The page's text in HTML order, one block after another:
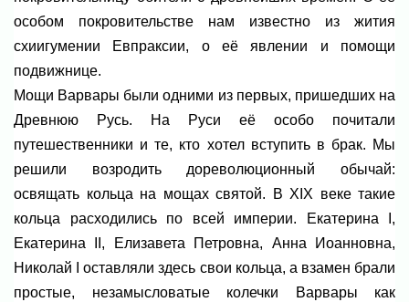
особом покровительстве нам известно из жития
схиигумении Евпраксии, о её явлении и помощи
подвижнице.
Мощи Варвары были одними из первых, пришедших на
Древнюю Русь. На Руси её особо почитали
путешественники и те, кто хотел вступить в брак. Мы
решили возродить дореволюционный обычай:
освящать кольца на мощах святой. В XIX веке такие
кольца расходились по всей империи. Екатерина I,
Екатерина II, Елизавета Петровна, Анна Иоанновна,
Николай I оставляли здесь свои кольца, а взамен брали
простые, незамысловатые колечки Варвары как